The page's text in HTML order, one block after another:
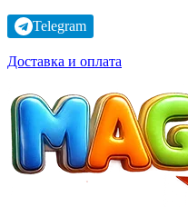
Telegram
Доставка и оплата